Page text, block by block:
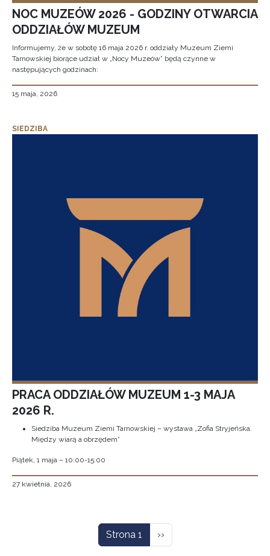
NOC MUZEÓW 2026 - GODZINY OTWARCIA
ODDZIAŁÓW MUZEUM
Informujemy, że w sobotę 16 maja 2026 r. oddziały Muzeum Ziemi
Tarnowskiej biorące udział w „Nocy Muzeów” będą czynne w
następujących godzinach:
15 maja, 2026
SIEDZIBA
PRACA ODDZIAŁÓW MUZEUM 1-3 MAJA
2026 R.
Siedziba Muzeum Ziemi Tarnowskiej – wystawa „Zofia Stryjeńska.
Między wiarą a obrzędem”
Piątek, 1 maja – 10:00-15:00
27 kwietnia, 2026
Strona 1 Następna strona
››